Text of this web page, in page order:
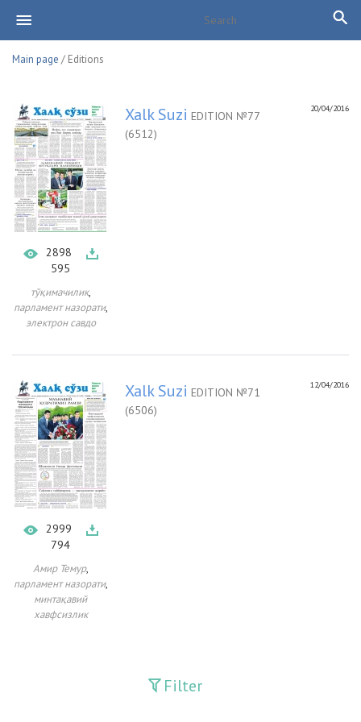
Main page / Editions
2898
595
тўқимачилик,
парламент назорати,
электрон савдо
20/04/2016
Xalk Suzi EDITION №77
(6512)
2999
794
Амир Темур,
парламент назорати,
минтақавий
хавфсизлик
12/04/2016
Xalk Suzi EDITION №71
(6506)
Filter